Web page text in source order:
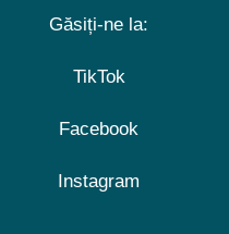
Găsiți-ne la:
TikTok
Facebook
Instagram